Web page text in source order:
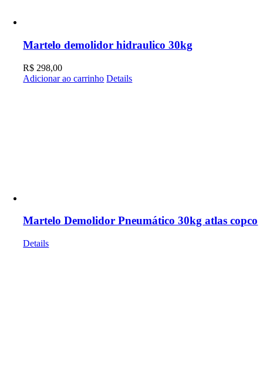
Martelo demolidor hidraulico 30kg
R$ 298,00
Adicionar ao carrinho Details
Martelo Demolidor Pneumático 30kg atlas copco
Details